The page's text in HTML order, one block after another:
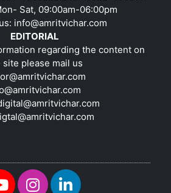
Sat, 09:00am-06:00pm
info@amritvichar.com
EDITORIAL
regarding the content on
site please mail us